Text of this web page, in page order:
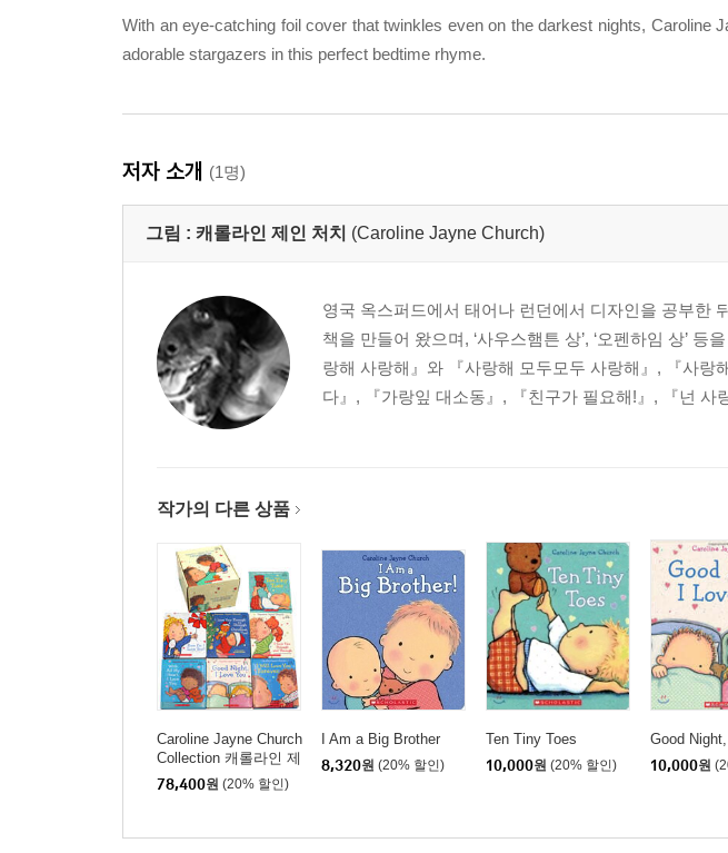
With an eye-catching foil cover that twinkles even on the darkest nights, Caroline
adorable stargazers in this perfect bedtime rhyme.
저자 소개 (1명)
그림 : 캐롤라인 제인 처치 (Caroline Jayne Church)
영국 옥스퍼드에서 태어나 런던에서 디자인을 공부한
책을 만들어 왔으며, ‘사우스햄튼 상’, ‘오펜하임 상’
랑해 사랑해』와 『사랑해 모두모두 사랑해』, 『사
다』, 『가랑잎 대소동』, 『친구가 필요해!』, 『넌 사
작가의 다른 상품
Caroline Jayne Church
Collection 캐롤라인 제
인 처치 원서 보드북 7
종 세트 (StoryPlus 음
78,400원 (20% 할인)
I Am a Big Brother
8,320원 (20% 할인)
Ten Tiny Toes
10,000원 (20% 할인)
Good
10,000원